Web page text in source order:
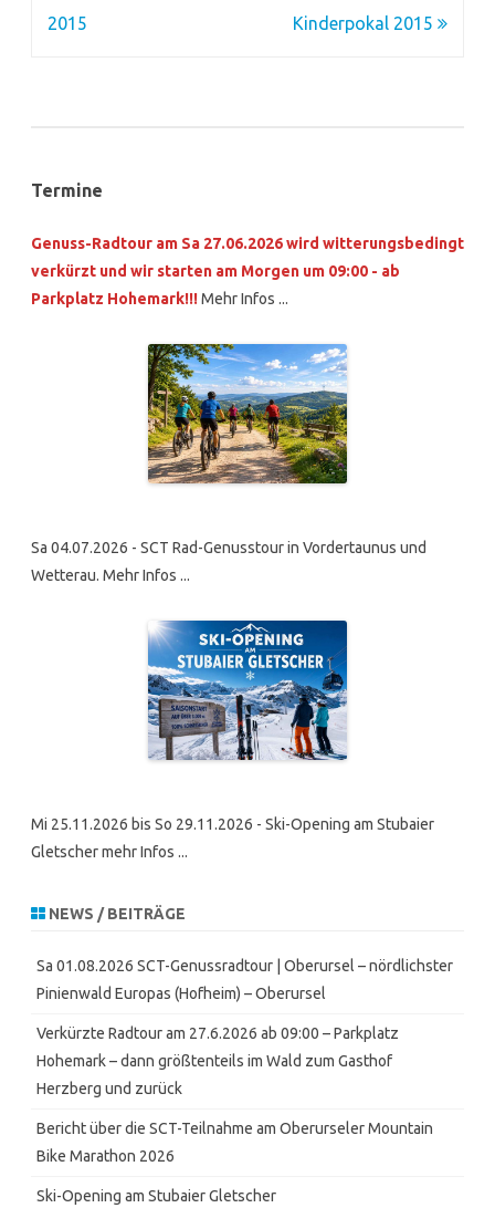
2015
Kinderpokal 2015
Termine
Genuss-Radtour am Sa 27.06.2026 wird witterungsbedingt
verkürzt und wir starten am Morgen um 09:00 - ab
Parkplatz Hohemark!!!Mehr Infos ...
Sa 04.07.2026 - SCT Rad-Genusstour in Vordertaunus und
Wetterau. Mehr Infos ...
Mi 25.11.2026 bis So 29.11.2026 - Ski-Opening am Stubaier
Gletscher mehr Infos ...
NEWS / BEITRÄGE
Sa 01.08.2026 SCT-Genussradtour | Oberursel – nördlichster
Pinienwald Europas (Hofheim) – Oberursel
Verkürzte Radtour am 27.6.2026 ab 09:00 – Parkplatz
Hohemark – dann größtenteils im Wald zum Gasthof
Herzberg und zurück
Bericht über die SCT-Teilnahme am Oberurseler Mountain
Bike Marathon 2026
Ski-Opening am Stubaier Gletscher